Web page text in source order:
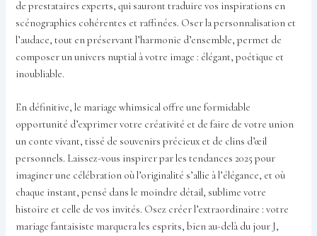
de prestataires experts, qui sauront traduire vos inspirations en
scénographies cohérentes et raffinées. Oser la personnalisation et
l’audace, tout en préservant l’harmonie d’ensemble, permet de
composer un univers nuptial à votre image : élégant, poétique et
inoubliable.
En définitive, le mariage whimsical offre une formidable
opportunité d’exprimer votre créativité et de faire de votre union
un conte vivant, tissé de souvenirs précieux et de clins d’œil
personnels. Laissez-vous inspirer par les tendances 2025 pour
imaginer une célébration où l’originalité s’allie à l’élégance, et où
chaque instant, pensé dans le moindre détail, sublime votre
histoire et celle de vos invités. Osez créer l’extraordinaire : votre
mariage fantaisiste marquera les esprits, bien au-delà du jour J,